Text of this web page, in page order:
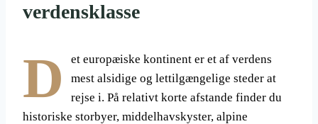
verdensklasse
D
et europæiske kontinent er et af verdens
mest alsidige og lettilgængelige steder at
rejse i. På relativt korte afstande finder du
historiske storbyer, middelhavskyster, alpine